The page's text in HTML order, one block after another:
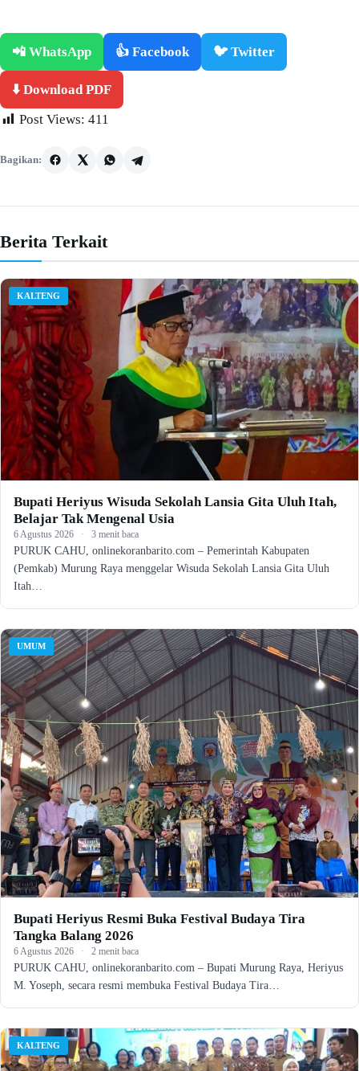
📲 WhatsApp 👍 Facebook 🐦 Twitter
⬇️ Download PDF
Post Views: 411
Bagikan:
Berita Terkait
KALTENG
Bupati Heriyus Wisuda Sekolah Lansia Gita Uluh Itah,
Belajar Tak Mengenal Usia
6 Agustus 2026 · 3 menit baca
PURUK CAHU, onlinekoranbarito.com – Pemerintah Kabupaten
(Pemkab) Murung Raya menggelar Wisuda Sekolah Lansia Gita Uluh
Itah…
UMUM
Bupati Heriyus Resmi Buka Festival Budaya Tira
Tangka Balang 2026
6 Agustus 2026 · 2 menit baca
PURUK CAHU, onlinekoranbarito.com – Bupati Murung Raya, Heriyus
M. Yoseph, secara resmi membuka Festival Budaya Tira…
KALTENG